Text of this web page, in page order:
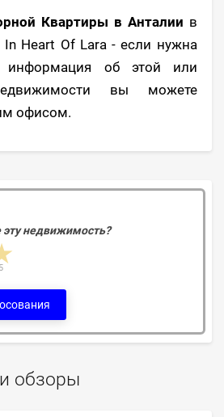
Квартиры в Анталии в
In Heart Of Lara - если нужна
информация об этой или
вы можете
офисом.
недвижимость?
stars
5
обзоры